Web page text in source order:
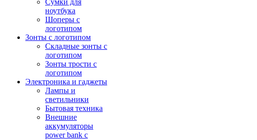
Сумки для
ноутбука
Шоперы с
логотипом
Зонты с логотипом
Складные зонты с
логотипом
Зонты трости с
логотипом
Электроника и гаджеты
Лампы и
светильники
Бытовая техника
Внешние
аккумуляторы
power bank с